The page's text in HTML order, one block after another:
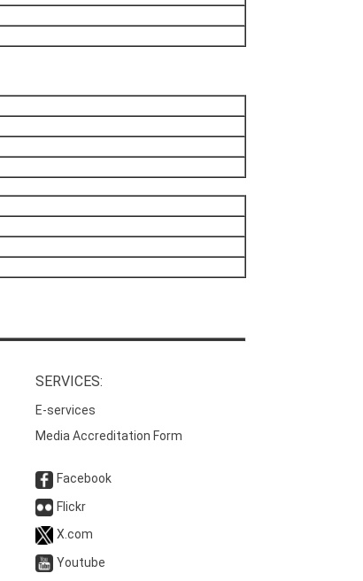
SERVICES:
E-services
Media Accreditation Form
Facebook
Flickr
X.com
Youtube